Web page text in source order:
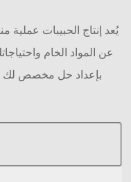
يُعد إنتاج الحبيبات عملية
عن المواد الخام
بإعداد حل مخصص لك مع